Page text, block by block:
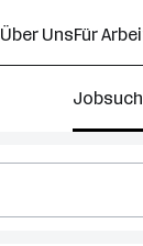
Über UnsFür